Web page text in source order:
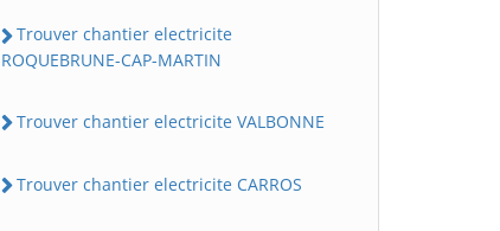
Trouver chantier electricite
ROQUEBRUNE-CAP-MARTIN
Trouver chantier electricite VALBONNE
Trouver chantier electricite CARROS